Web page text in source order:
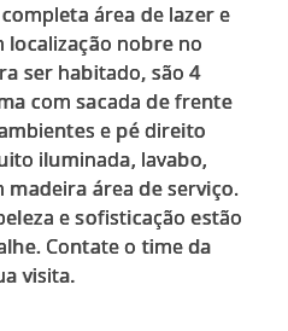
área de lazer e
localização nobre no
ser habitado, são 4
com sacada de frente
e pé direito
iluminada, lavabo,
área de serviço.
e sofisticação estão
Contate o time da